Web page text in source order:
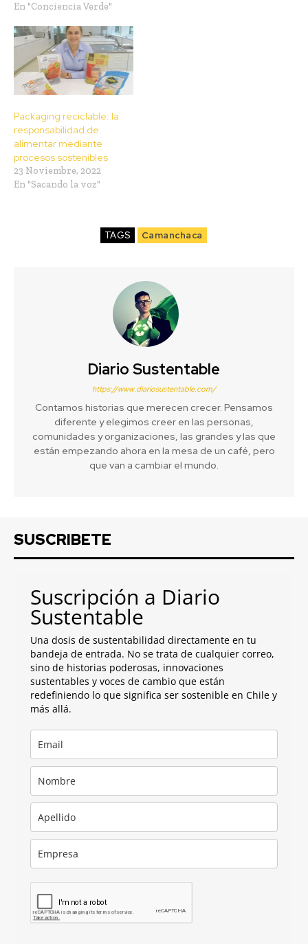
En "Conciencia Verde"
Packaging reciclable: la
responsabilidad de
alimentar mediante
procesos sostenibles
23 Noviembre, 2022
En "Sacando la voz"
TAGS Camanchaca
Diario Sustentable
https://www.diariosustentable.com/
Contamos historias que merecen crecer. Pensamos
diferente y elegimos creer en las personas,
comunidades y organizaciones, las grandes y las que
están empezando ahora en la mesa de un café, pero
que van a cambiar el mundo.
SUSCRIBETE
Suscripción a Diario
Sustentable
Una dosis de sustentabilidad directamente en tu
bandeja de entrada. No se trata de cualquier correo,
sino de historias poderosas, innovaciones
sustentables y voces de cambio que están
redefiniendo lo que significa ser sostenible en Chile y
más allá.